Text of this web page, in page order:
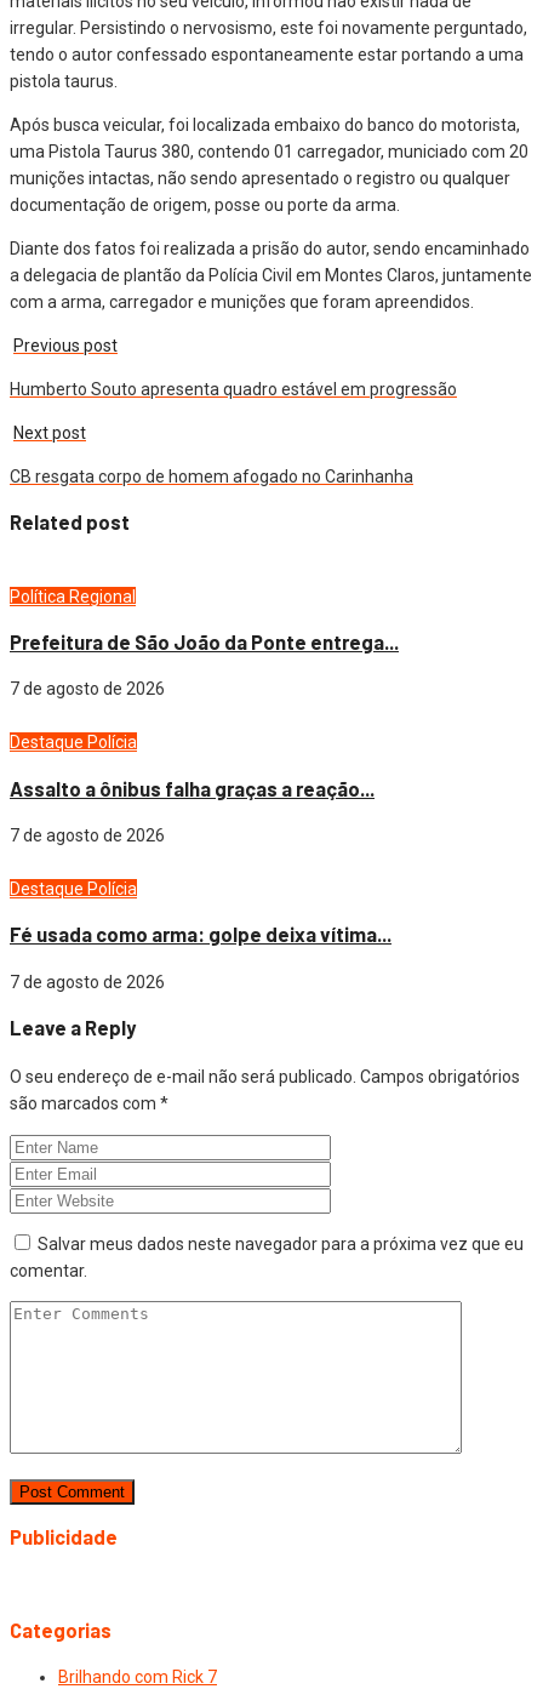
irregular. Persistindo o nervosismo, este foi novamente perguntado,
tendo o autor confessado espontaneamente estar portando a uma
pistola taurus.
Após busca veicular, foi localizada embaixo do banco do motorista,
uma Pistola Taurus 380, contendo 01 carregador, municiado com 20
munições intactas, não sendo apresentado o registro ou qualquer
documentação de origem, posse ou porte da arma.
Diante dos fatos foi realizada a prisão do autor, sendo encaminhado
a delegacia de plantão da Polícia Civil em Montes Claros, juntamente
com a arma, carregador e munições que foram apreendidos.
Previous post
Humberto Souto apresenta quadro estável em progressão
Next post
CB resgata corpo de homem afogado no Carinhanha
Related post
Política Regional
Prefeitura de São João da Ponte entrega...
7 de agosto de 2026
Destaque Polícia
Assalto a ônibus falha graças a reação...
7 de agosto de 2026
Destaque Polícia
Fé usada como arma: golpe deixa vítima...
7 de agosto de 2026
Leave a Reply
O seu endereço de e-mail não será publicado. Campos obrigatórios
são marcados com *
Salvar meus dados neste navegador para a próxima vez que eu
comentar.
Publicidade
Categorias
Brilhando com Rick 7